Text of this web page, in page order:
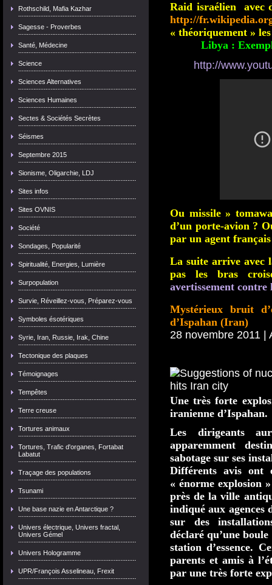
Rothschild, Mafia Kazhar
Sagesse - Proverbes
Santé, Médecine
Science
Sciences Alternatives
Sciences Humaines
Sectes & Sociétés Secrètes
Séismes
Septembre 2015
Sionisme, Oligarchie, LDJ
Sites infos
Sites OVNIS
Société
Sondages, Popularité
Spiritualité, Energies, Lumière
Surpopulation
Survie, Réveillez-vous, Préparez-vous
Symboles ésotériques
Syrie, Iran, Russie, Irak, Chine
Tectonique des plaques
Témoignages
Tempêtes
Terre creuse
Tortures animaux
Tortures, Trafic d'organes, Fortabat
Labatut
Traçage des populations
Tsunami
Une base nazie en Antarctique ?
Univers électrique, Univers fractal,
Univers Gémel
Univers Hologramme
UPR/François Asselineau, Frexit
Raid israélien avec
http://
« théoriquement »
Libya :
http://
Ou missile »
d’un porte-avion ?
par un agent
La suite arrive avec
pas les bras
avertissement
Mystérieux bruit
28 novembre 2011 |
Une très forte
iranienne d’Ispahan.
Les dirigeants
apparemment
sabotage sur ses
Différents avis ont
« énorme explosion
près de la ville
indiqué aux agences
sur des
déclaré qu’une
station d’essence.
parents et amis à
par une très forte